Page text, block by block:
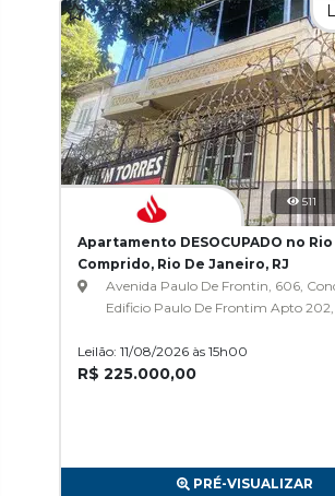
511
Apartamento DESOCUPADO no Rio
Comprido, Rio De Janeiro, RJ
Avenida Paulo De Frontin, 606,
Edificio Paulo De Frontim Apto 202,
Leilão: 11/08/2026 às 15h00
R$ 225.000,00
PRÉ-VISUALIZAR